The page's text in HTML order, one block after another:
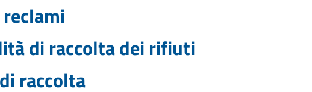
di raccolta dei rifiuti
raccolta